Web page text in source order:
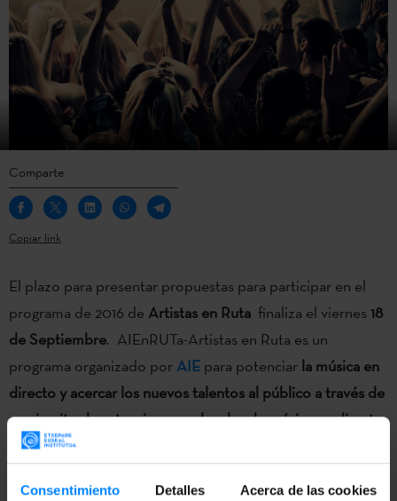
Consentimiento Detalles Acerca de las cookies
Comparte
Copiar link
El plazo para presentar propuestas para participar en el
programa de 2016 de Artistas en Ruta finaliza el viernes18
de Septiembre. AIEnRUTa-Artistas en Ruta es un
programa organizado por AIE para potenciar la música en
directo y acercar los nuevos talentos al público a través de
un circuito de actuaciones en locales de música en directo.
Las solicitudes se pueden presentarpor correo ordinario u
online; toda la información necesaria está recogida eneste